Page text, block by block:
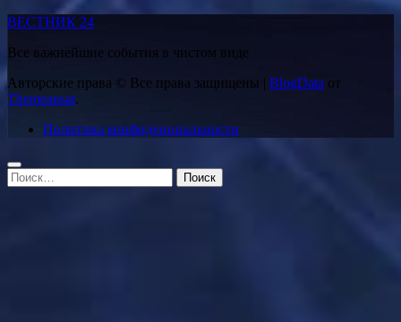
ВЕСТНИК 24
Все важнейшие события в чистом виде
Авторские права © Все права защищены | BlogData от
Themeansar.
Политика конфиденциальности
Найти: